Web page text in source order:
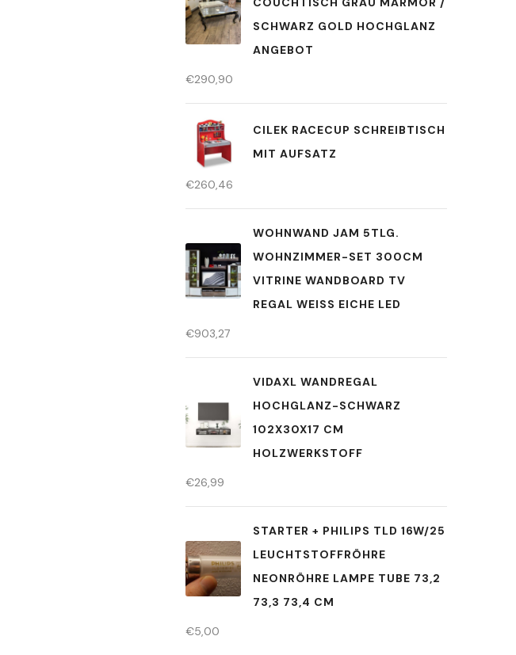
SCHWARZ GOLD HOCHGLANZ
ANGEBOT
€290,90
CILEK RACECUP SCHREIBTISCH
MIT AUFSATZ
€260,46
WOHNWAND JAM 5TLG.
WOHNZIMMER-SET 300CM
VITRINE WANDBOARD TV
REGAL WEISS EICHE LED
€903,27
VIDAXL WANDREGAL
HOCHGLANZ-SCHWARZ
102X30X17 CM
HOLZWERKSTOFF
€26,99
STARTER + PHILIPS TLD 16W/25
LEUCHTSTOFFRÖHRE
NEONRÖHRE LAMPE TUBE 73,2
73,3 73,4 CM
€5,00